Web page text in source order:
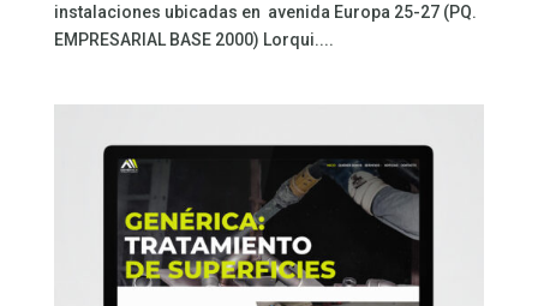
instalaciones ubicadas en avenida Europa 25-27 (PQ.
EMPRESARIAL BASE 2000) Lorqui....